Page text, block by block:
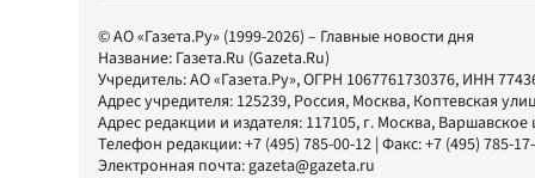
© АО «Газета.Ру» (1999-2026) – Главные новости дня
Название: Газета.Ru (Gazeta.Ru)
Учредитель:АО «Газета.Ру», ОГРН 1067761730376, ИНН
Адрес учредителя: 125239, Россия, Москва, Коптевская
Адрес редакции и издателя: 117105, г. Москва, Варшавское
Телефон редакции:+7 (495) 785-00-12 | Факс:+7 (495) 785-
Электронная почта:gazeta@gazeta.ru